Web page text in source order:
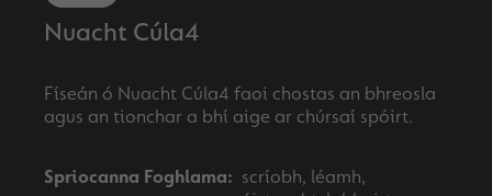
Nuacht Cúla4
Físeán ó Nuacht Cúla4 faoi chostas an bhreosla
Spriocanna Foghlama: scríobh, léamh,